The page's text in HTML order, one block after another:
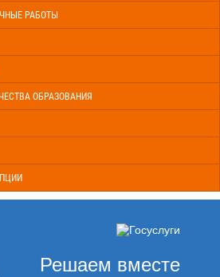
РАБОТЫ
ОБРАЗОВАНИЯ
Решаем вместе